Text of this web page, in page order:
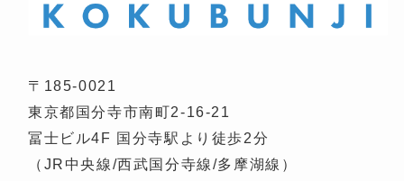
〒185-0021
東京都国分寺市南町2-16-21
冨士ビル4F 国分寺駅より徒歩2分
（JR中央線/西武国分寺線/多摩湖線）